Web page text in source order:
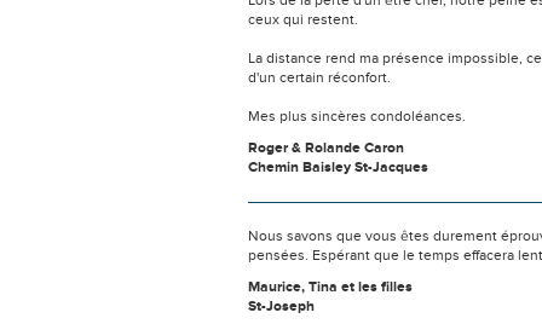
ceux qui restent.
La distance rend ma présence impossible,
d'un certain réconfort.
Mes plus sincères condoléances.
Roger & Rolande Caron
Chemin Baisley St-Jacques
Nous savons que vous êtes durement
pensées. Espérant que le temps effacera
Maurice, Tina et les filles
St-Joseph